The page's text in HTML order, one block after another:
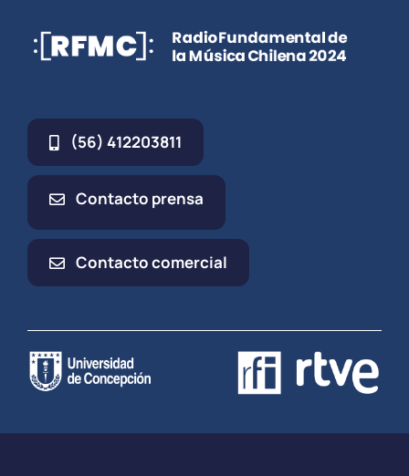
(56) 412203811
Contacto prensa
Contacto comercial